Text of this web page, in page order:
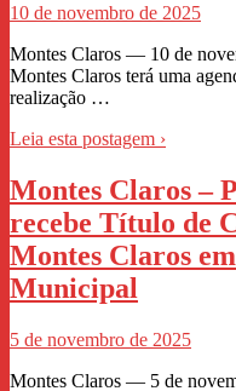
10 de novembro de 2025
Montes Claros — 10 de
Montes Claros terá uma
realização …
Leia esta postagem ›
Montes Claros –
recebe Título de
Montes Claros
Municipal
5 de novembro de 2025
Montes Claros — 5 de